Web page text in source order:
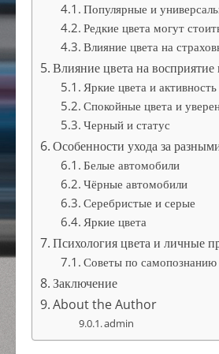
Популярные и
Редкие цвета могут
Влияние цвета на
Влияние цвета на
Яркие цвета и активность
Спокойные цвета и
Черный и статус
Особенности ухода за
Белые автомобили
Чёрные автомобили
Серебристые и серые
Яркие цвета
Психология цвета и личные
Советы по самопознанию
Заключение
About the Author
admin